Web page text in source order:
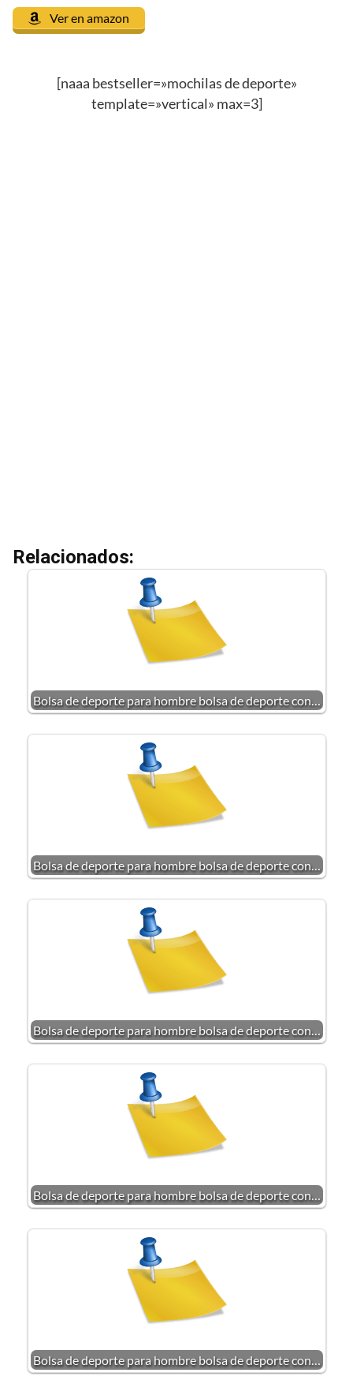
Ver en amazon
[naaa bestseller=»mochilas de deporte»
template=»vertical» max=3]
Relacionados:
Bolsa de deporte para hombre bolsa de deporte con…
Bolsa de deporte para hombre bolsa de deporte con…
Bolsa de deporte para hombre bolsa de deporte con…
Bolsa de deporte para hombre bolsa de deporte con…
Bolsa de deporte para hombre bolsa de deporte con…